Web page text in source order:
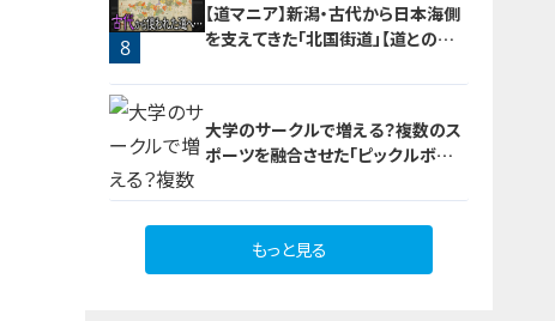
8
【道マニア】新潟・古代から日本海側
を支えてきた「北国街道」【道との遭
大学のサークルで増える？複数のス
ポーツを融合させた「ピックルボー
もっと見る